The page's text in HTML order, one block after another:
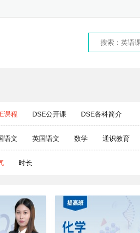
课程 DSE公开课 DSE各科简介
语文 英国语文 数学 通识教育
时长